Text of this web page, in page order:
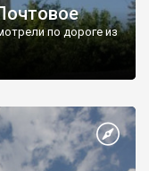
по дороге из